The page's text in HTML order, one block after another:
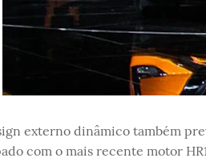
externo dinâmico também
com o mais recente motor